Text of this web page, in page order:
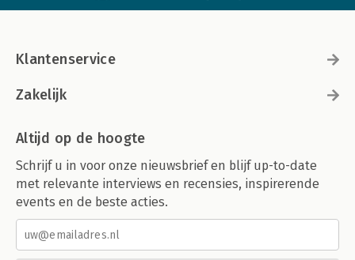
Klantenservice
Zakelijk
Altijd op de hoogte
Schrijf u in voor onze nieuwsbrief en blijf up-to-date
met relevante interviews en recensies, inspirerende
events en de beste acties.